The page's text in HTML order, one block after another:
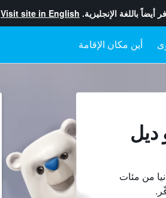
أيضاً باللغة الإنجليزية. Visit site in English
أين مكان الإقامة
ديل
من مئات